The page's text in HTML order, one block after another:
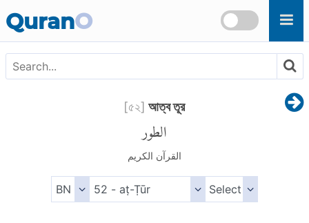
QuranO
[৫২] আত্ব তূর
الطور
القرآن الكريم